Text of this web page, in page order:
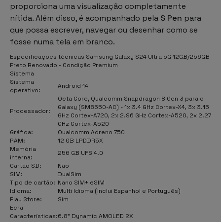
proporciona uma visualização completamente
nítida. Além disso, é acompanhado pela S Pen para
que possa escrever, navegar ou desenhar como se
fosse numa tela em branco.
Especificações técnicas Samsung Galaxy S24 Ultra 5G 12GB/256GB
Preto Renovado - Condição Premium
Sistema
Sistema
operativo:
Android 14
Processador:
Octa Core, Qualcomm Snapdragon 8 Gen 3 para o
Galaxy (SM8650-AC) - 1x 3.4 GHz Cortex-X4, 3x 3.15
GHz Cortex-A720, 2x 2.96 GHz Cortex-A520, 2x 2.27
GHz Cortex-A520
Gráfica:
Qualcomm Adreno 750
RAM:
12 GB LPDDR5X
Memória
interna:
256 GB UFS 4.0
Cartão SD:
Não
SIM:
DualSim
Tipo de cartão: Nano SIM+ eSIM
Idioma:
Multi Idioma (Inclui Espanhol e Português)
Play Store:
Sim
Ecrã
Características:6.8" Dynamic AMOLED 2X